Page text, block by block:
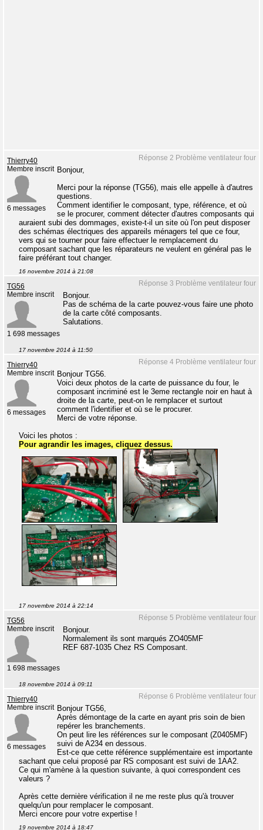
Réponse 2 Problème ventilateur four
Thierry40
Membre inscrit
6 messages
Bonjour,
Merci pour la réponse (TG56), mais elle appelle à d'autres
questions.
Comment identifier le composant, type, référence, et où
se le procurer, comment détecter d'autres composants qui
auraient subi des dommages, existe-t-il un site où l'on peut disposer
des schémas électriques des appareils ménagers tel que ce four,
vers qui se tourner pour faire effectuer le remplacement du
composant sachant que les réparateurs ne veulent en général pas le
faire préférant tout changer.
16 novembre 2014 à 21:08
Réponse 3 Problème ventilateur four
TG56
Membre inscrit
1 698 messages
Bonjour.
Pas de schéma de la carte pouvez-vous faire une photo
de la carte côté composants.
Salutations.
17 novembre 2014 à 11:50
Réponse 4 Problème ventilateur four
Thierry40
Membre inscrit
6 messages
Bonjour TG56.
Voici deux photos de la carte de puissance du four, le
composant incriminé est le 3eme rectangle noir en haut à
droite de la carte, peut-on le remplacer et surtout
comment l'identifier et où se le procurer.
Merci de votre réponse.
Voici les photos :
Pour agrandir les images, cliquez dessus.
17 novembre 2014 à 22:14
Réponse 5 Problème ventilateur four
TG56
Membre inscrit
1 698 messages
Bonjour.
Normalement ils sont marqués ZO405MF
REF 687-1035 Chez RS Composant.
18 novembre 2014 à 09:11
Réponse 6 Problème ventilateur four
Thierry40
Membre inscrit
6 messages
Bonjour TG56,
Après démontage de la carte en ayant pris soin de bien
repérer les branchements.
On peut lire les références sur le composant (Z0405MF)
suivi de A234 en dessous.
Est-ce que cette référence supplémentaire est importante
sachant que celui proposé par RS composant est suivi de 1AA2.
Ce qui m'amène à la question suivante, à quoi correspondent ces
valeurs ?
Après cette dernière vérification il ne me reste plus qu'à trouver
quelqu'un pour remplacer le composant.
Merci encore pour votre expertise !
19 novembre 2014 à 18:47